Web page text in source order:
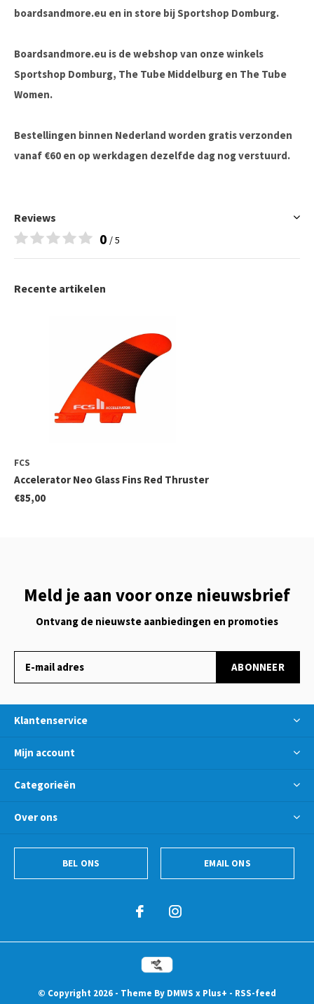
boardsandmore.eu en in store bij Sportshop Domburg.
Boardsandmore.eu is de webshop van onze winkels
Sportshop Domburg, The Tube Middelburg en The Tube
Women.
Bestellingen binnen Nederland worden gratis verzonden
vanaf €60 en op werkdagen dezelfde dag nog verstuurd.
Reviews
0 / 5
Recente artikelen
FCS
Accelerator Neo Glass Fins Red Thruster
€85,00
Meld je aan voor onze nieuwsbrief
Ontvang de nieuwste aanbiedingen en promoties
ABONNEER
Klantenservice
Mijn account
Categorieën
Over ons
BEL ONS EMAIL ONS
© Copyright 2026 - Theme By DMWS x Plus+ - RSS-feed